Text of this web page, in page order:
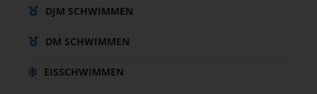
DJM SCHWIMMEN
DM SCHWIMMEN
EISSCHWIMMEN